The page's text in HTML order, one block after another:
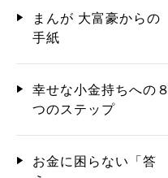
まんが 大富豪からの
手紙
幸せな小金持ちへの８
つのステップ
お金に困らない「答